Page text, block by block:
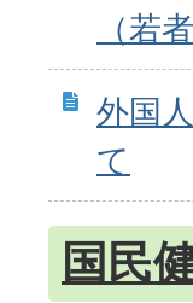
（若
外国
て
国民